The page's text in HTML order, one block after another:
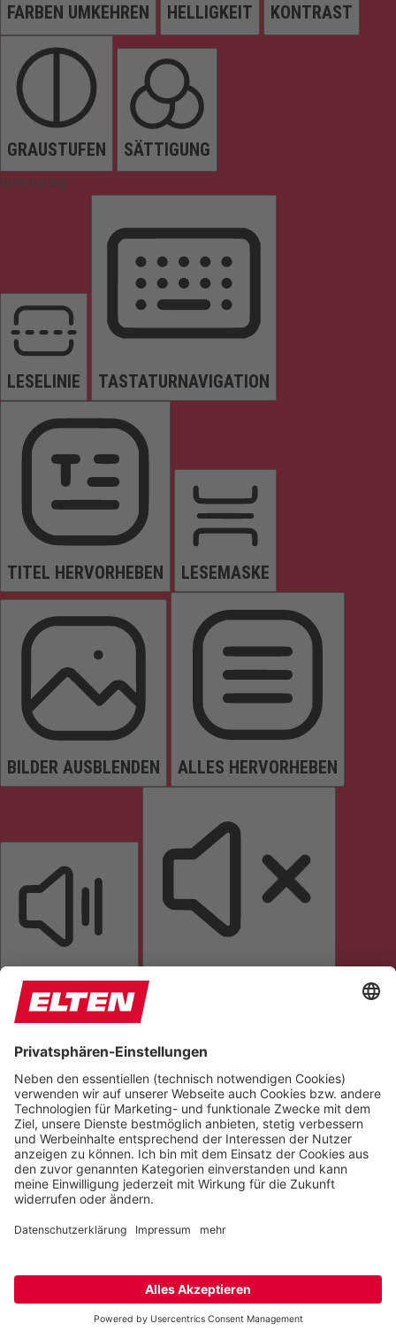
FARBEN UMKEHREN HELLIGKEIT KONTRAST
GRAUSTUFEN SÄTTIGUNG
Orientierung
LESELINIE TASTATURNAVIGATION
TITEL HERVORHEBEN LESEMASKE
BILDER AUSBLENDEN ALLES HERVORHEBEN
SEITE VORLESEN
ANIMATIONEN STOPPEN
Einstellungen zurücksetzen